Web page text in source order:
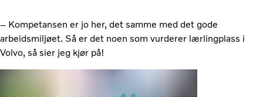
– Kompetansen er jo her, det samme med det gode
arbeidsmiljøet. Så er det noen som vurderer lærlingplass i
Volvo, så sier jeg kjør på!